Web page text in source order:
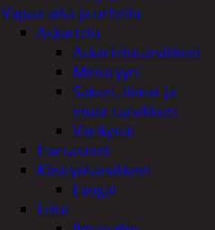
Vapaa-aika ja urheilu
Askartelu
Askartelutarvikkeet
Miniatyyri
Sakset, liimat ja
muut tarvikkeet
Värikynät
Harrasteet
Käsityötarvikkeet
Langat
Lelut